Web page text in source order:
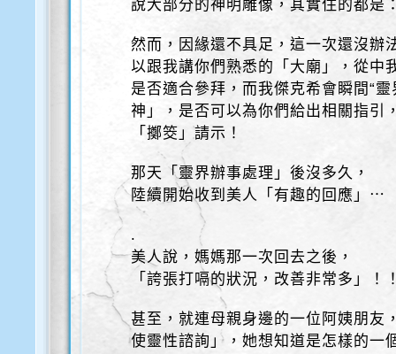
說大部分的神明雕像，其實住的都
然而，因緣還不具足，這一次還沒辦
以跟我講你們熟悉的「大廟」，從中
是否適合參拜，而我傑克希會瞬間“
神」，是否可以為你們給出相關指引
「擲筊」請示！
那天「靈界辦事處理」後沒多久，
陸續開始收到美人「有趣的回應」⋯
.
美人說，媽媽那一次回去之後，
「誇張打嗝的狀況，改善非常多」！
甚至，就連母親身邊的一位阿姨朋友
使靈性諮詢」，她想知道是怎樣的一